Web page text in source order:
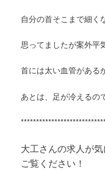
自分の首そこまで細く
思ってましたが案外平気
首には太い血管がある
あとは、足が冷えるの
大工さんの求人が
ご覧ください！